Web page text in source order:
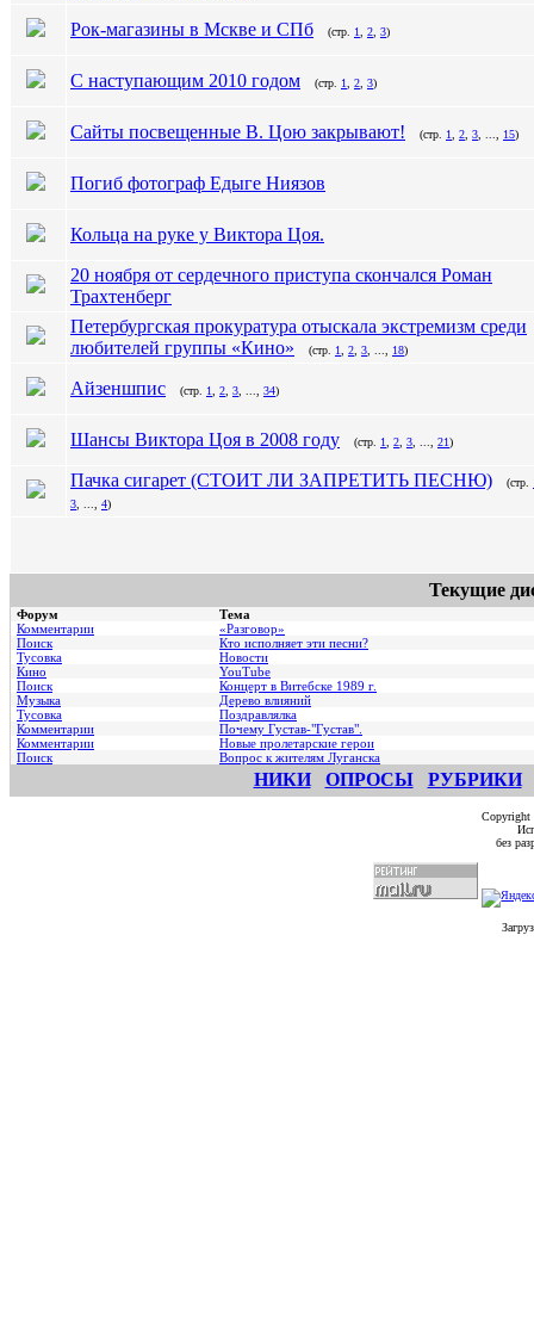
Рок-магазины в Мскве и СПб (стр. 1 2 3)
С наступающим 2010 годом (стр. 1 2 3)
Сайты посвещенные В. Цою закрывают! (стр. 1 2 3 15)
Погиб фотограф Едыге Ниязов
Кольца на руке у Виктора Цоя.
20 ноября от сердечного приступа скончался Роман
Трахтенберг
Петербургская прокуратура отыскала экстремизм среди
любителей группы «Кино»
(стр. 1 2 3 18)
Айзеншпис (стр. 1 2 3 34)
Шансы Виктора Цоя в 2008 году (стр. 1 2 3 21)
Пачка сигарет (СТОИТ ЛИ ЗАПРЕТИТЬ ПЕСНЮ) (стр.
3
4)
Текущие
Форум
Тема
Комментарии
«Разговор»
Поиск
Кто исполняет эти песни?
Тусовка
Новости
Кино
YouTube
Поиск
Концерт в Витебске 1989 г.
Музыка
Дерево влияний
Тусовка
Поздравлялка
Комментарии
Почему Густав-"Густав".
Комментарии
Hовые пролетарские герои
Поиск
Вопрос к жителям Луганска
НИКИ ОПРОСЫ РУБРИКИ
без